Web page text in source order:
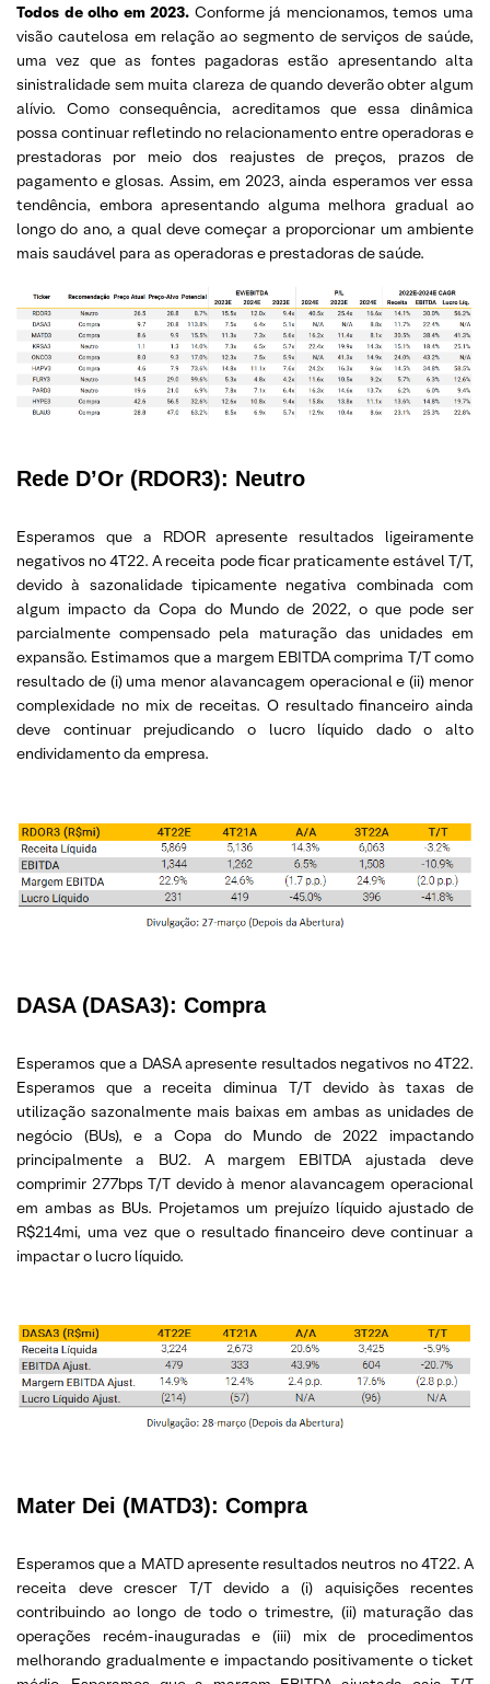
Todos de olho em 2023. Conforme já mencionamos, temos uma
visão cautelosa em relação ao segmento de serviços de saúde,
uma vez que as fontes pagadoras estão apresentando alta
sinistralidade sem muita clareza de quando deverão obter algum
alívio. Como consequência, acreditamos que essa dinâmica
possa continuar refletindo no relacionamento entre operadoras e
prestadoras por meio dos reajustes de preços, prazos de
pagamento e glosas. Assim, em 2023, ainda esperamos ver essa
tendência, embora apresentando alguma melhora gradual ao
longo do ano, a qual deve começar a proporcionar um ambiente
mais saudável para as operadoras e prestadoras de saúde.
Rede D’Or (RDOR3): Neutro
Esperamos que a RDOR apresente resultados ligeiramente
negativos no 4T22. A receita pode ficar praticamente estável T/T,
devido à sazonalidade tipicamente negativa combinada com
algum impacto da Copa do Mundo de 2022, o que pode ser
parcialmente compensado pela maturação das unidades em
expansão. Estimamos que a margem EBITDA comprima T/T como
resultado de (i) uma menor alavancagem operacional e (ii) menor
complexidade no mix de receitas. O resultado financeiro ainda
deve continuar prejudicando o lucro líquido dado o alto
endividamento da empresa.
DASA (DASA3): Compra
Esperamos que a DASA apresente resultados negativos no 4T22.
Esperamos que a receita diminua T/T devido às taxas de
utilização sazonalmente mais baixas em ambas as unidades de
negócio (BUs), e a Copa do Mundo de 2022 impactando
principalmente a BU2. A margem EBITDA ajustada deve
comprimir 277bps T/T devido à menor alavancagem operacional
em ambas as BUs. Projetamos um prejuízo líquido ajustado de
R$214mi, uma vez que o resultado financeiro deve continuar a
impactar o lucro líquido.
Mater Dei (MATD3): Compra
Esperamos que a MATD apresente resultados neutros no 4T22. A
receita deve crescer T/T devido a (i) aquisições recentes
contribuindo ao longo de todo o trimestre, (ii) maturação das
operações recém-inauguradas e (iii) mix de procedimentos
melhorando gradualmente e impactando positivamente o ticket